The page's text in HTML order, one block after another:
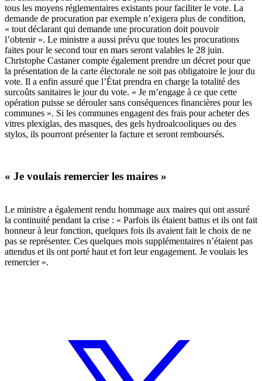
tous les moyens réglementaires existants pour faciliter le vote. La
demande de procuration par exemple n’exigera plus de condition,
« tout déclarant qui demande une procuration doit pouvoir
l’obtenir ». Le ministre a aussi prévu que toutes les procurations
faites pour le second tour en mars seront valables le 28 juin.
Christophe Castaner compte également prendre un décret pour que
la présentation de la carte électorale ne soit pas obligatoire le jour du
vote. Il a enfin assuré que l’État prendra en charge la totalité des
surcoûts sanitaires le jour du vote. « Je m’engage à ce que cette
opération puisse se dérouler sans conséquences financières pour les
communes ». Si les communes engagent des frais pour acheter des
vitres plexiglas, des masques, des gels hydroalcooliques ou des
stylos, ils pourront présenter la facture et seront remboursés.
« Je voulais remercier les maires »
Le ministre a également rendu hommage aux maires qui ont assuré
la continuité pendant la crise : « Parfois ils étaient battus et ils ont fait
honneur à leur fonction, quelques fois ils avaient fait le choix de ne
pas se représenter. Ces quelques mois supplémentaires n’étaient pas
attendus et ils ont porté haut et fort leur engagement. Je voulais les
remercier ».